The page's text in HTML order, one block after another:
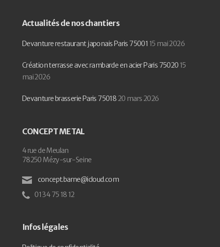
Actualités de nos chantiers
Devanture restaurant japonais Paris 75001 15 mai 2026
Création terrasse avec rambarde en acier Paris 75020 15
mai 2026
Devanture brasserie Paris 75018 20 mars 2026
CONCEPT METAL
4 rue de Meulan
78250 Mézy-sur-Seine
concept.barne@icloud.com
01 34 75 18 12
Infos légales